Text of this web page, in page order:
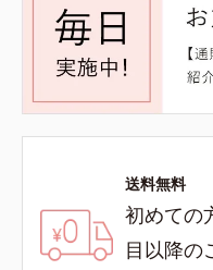
送料無料
初めての
目以降の